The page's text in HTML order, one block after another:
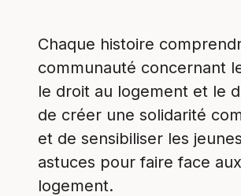
Chaque histoire
communauté concernant
le droit au logement et le
de créer une solidarité
et de sensibiliser les
astuces pour faire face
logement.